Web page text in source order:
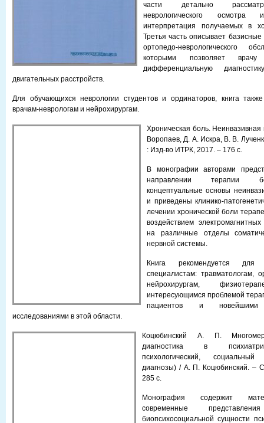
части детально
неврологического
интерпретация получаемых в
Третья часть описывает базисные
ортопедо-неврологического
которыми позволяет врачу
дифференциальную
двигательных расстройств.
Для обучающихся неврологии студентов и ординаторов, книга
врачам-неврологам и нейрохирургам.
Хроническая боль.
Воропаев, Д. А. Искра, В. В.
: Изд-во ИТРК, 2017. – 176 с.
В монографии авторами
направлении терапии
концептуальные основы
и приведены клинико-
лечении хронической боли
воздействием
на различные отделы
нервной системы.
Книга рекомендуется для
специалистам: травматологам,
нейрохирургам,
интересующимся проблемой
пациентов и
исследованиями в этой области.
Коцюбинский А. П.
диагностика в
психологический,
диагнозы) / А. П. Коцюбинский. –
285 с.
Монография содержит
современные
биопсихосоциальной сущности